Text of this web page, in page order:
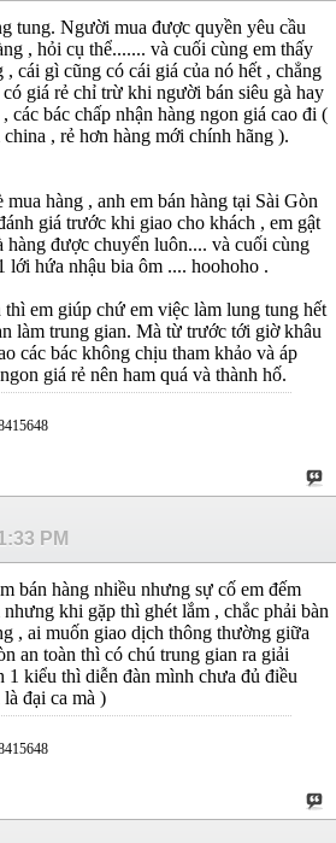
tung. Người mua được quyền yêu cầu
, hỏi cụ thể....... và cuối cùng em thấy
cái gì cũng có cái giá của nó hết , chẳng
giá rẻ chỉ trừ khi người bán siêu gà hay
các bác chấp nhận hàng ngon giá cao đi (
, rẻ hơn hàng mới chính hãng ).
hàng , anh em bán hàng tại Sài Gòn
giá trước khi giao cho khách , em gật
hàng được chuyển luôn.... và cuối cùng
lới hứa nhậu bia ôm .... hoohoho .
em giúp chứ em việc làm lung tung hết
làm trung gian. Mà từ trước tới giờ khâu
các bác không chịu tham khảo và áp
giá rẻ nên ham quá và thành hố.
PM
bán hàng nhiều nhưng sự cố em đếm
khi gặp thì ghét lắm , chắc phải bàn
, ai muốn giao dịch thông thường giữa
an toàn thì có chú trung gian ra giải
1 kiểu thì diễn đàn mình chưa đủ điều
đại ca mà )